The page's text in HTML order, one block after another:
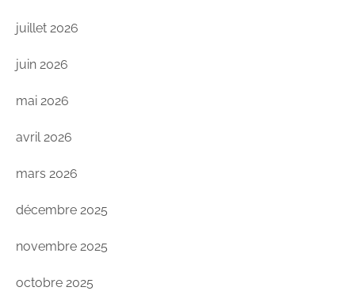
juillet 2026
juin 2026
mai 2026
avril 2026
mars 2026
décembre 2025
novembre 2025
octobre 2025